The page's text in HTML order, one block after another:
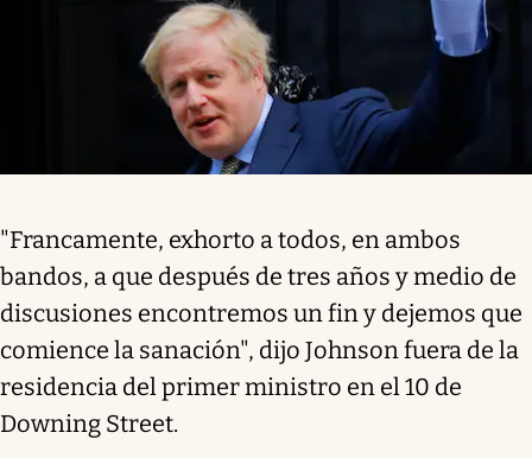
"Francamente, exhorto a todos, en ambos
bandos, a que después de tres años y medio de
discusiones encontremos un fin y dejemos que
comience la sanación", dijo Johnson fuera de la
residencia del primer ministro en el 10 de
Downing Street.